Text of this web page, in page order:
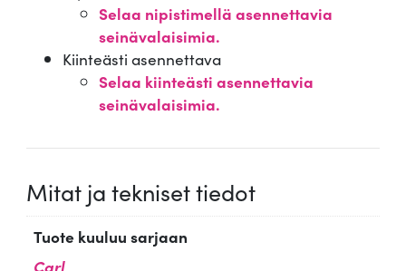
Selaa nipistimellä asennettavia
seinävalaisimia.
Kiinteästi asennettava
Selaa kiinteästi asennettavia
seinävalaisimia.
Mitat ja tekniset tiedot
Tuote kuuluu sarjaan
Carl